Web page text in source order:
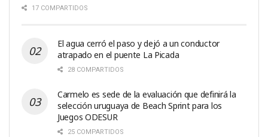
17 COMPARTIDOS
El agua cerró el paso y dejó a un conductor
atrapado en el puente La Picada
28 COMPARTIDOS
Carmelo es sede de la evaluación que definirá la
selección uruguaya de Beach Sprint para los
Juegos ODESUR
25 COMPARTIDOS